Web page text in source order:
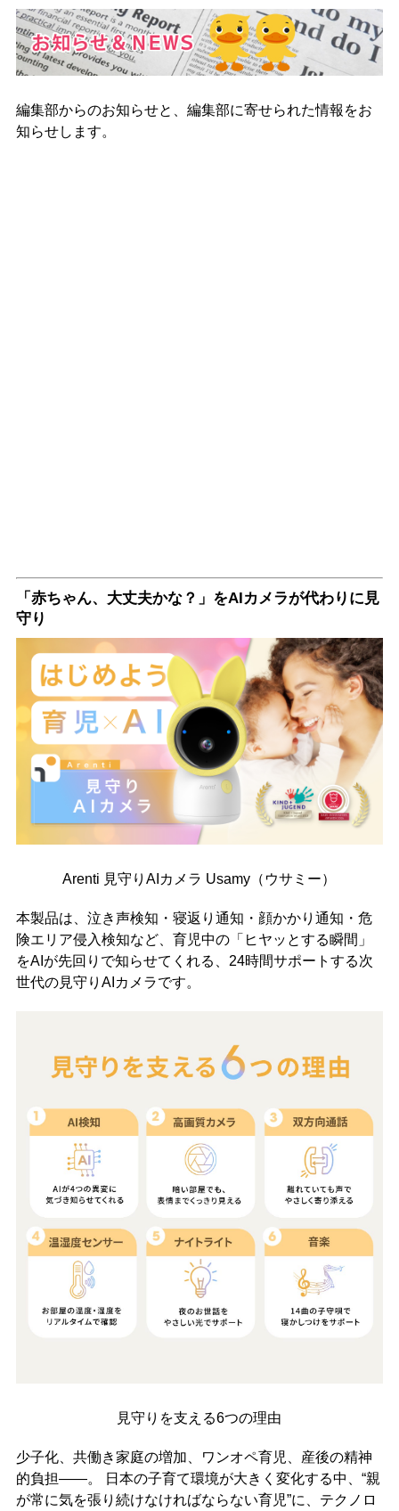
編集部からのお知らせと、編集部に寄せられた情報をお
知らせします。
「赤ちゃん、大丈夫かな？」をAIカメラが代わりに見
守り
Arenti 見守りAIカメラ Usamy（ウサミー）
本製品は、泣き声検知・寝返り通知・顔かかり通知・危
険エリア侵入検知など、育児中の「ヒヤッとする瞬間」
をAIが先回りで知らせてくれる、24時間サポートする次
世代の見守りAIカメラです。
見守りを支える6つの理由
少子化、共働き家庭の増加、ワンオペ育児、産後の精神
的負担――。 日本の子育て環境が大きく変化する中、“親
が常に気を張り続けなければならない育児”に、テクノロ